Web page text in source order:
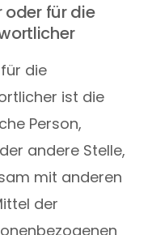
für die
die
ist die
Person,
andere Stelle,
mit anderen
der